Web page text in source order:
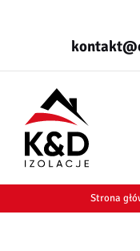
Strona